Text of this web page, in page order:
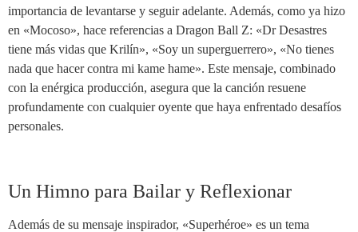
importancia de levantarse y seguir adelante. Además, como ya hizo
en «Mocoso», hace referencias a Dragon Ball Z: «Dr Desastres
tiene más vidas que Krilín», «Soy un superguerrero», «No tienes
nada que hacer contra mi kame hame». Este mensaje, combinado
con la enérgica producción, asegura que la canción resuene
profundamente con cualquier oyente que haya enfrentado desafíos
personales.
Un Himno para Bailar y Reflexionar
Además de su mensaje inspirador, «Superhéroe» es un tema